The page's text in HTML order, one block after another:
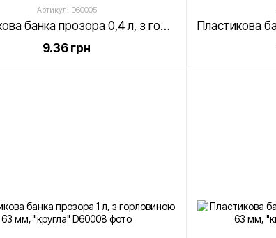
Артикул: D60005
Пластикова банка прозора 0,4 л, з горловиною 63 мм, "циліндр"
9.36 грн